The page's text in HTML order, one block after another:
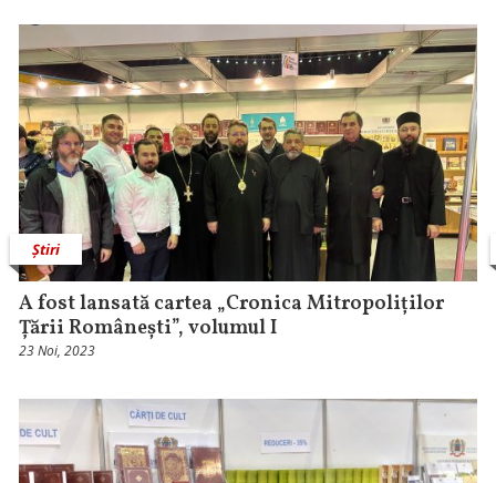
Știri
A fost lansată cartea „Cronica Mitropoliților
Țării Românești”, volumul I
23 Noi, 2023